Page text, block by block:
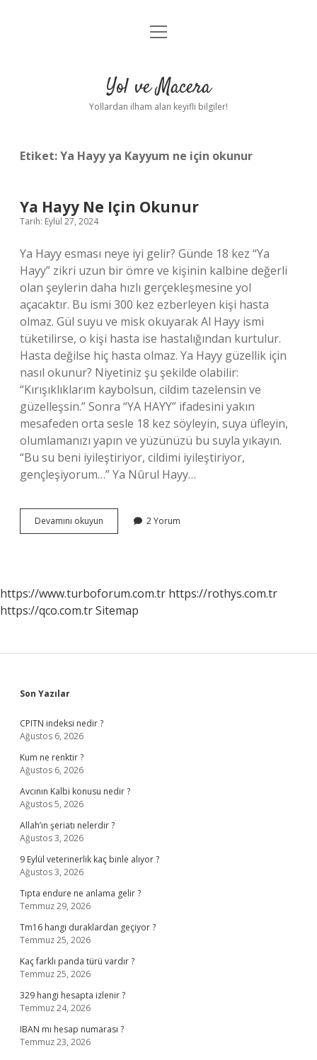
Anasayfa
Yasal Uyarı
menüyü
Yol ve Macera
Yollardan ilham alan keyifli bilgiler!
Etiket:Ya Hayy ya Kayyum ne için okunur
Ya Hayy Ne Için Okunur
Tarih: Eylül 27, 2024
Ya Hayy esması neye iyi gelir? Günde 18 kez “Ya
Hayy” zikri uzun bir ömre ve kişinin kalbine değerli
olan şeylerin daha hızlı gerçekleşmesine yol
açacaktır. Bu ismi 300 kez ezberleyen kişi hasta
olmaz. Gül suyu ve misk okuyarak Al Hayy ismi
tüketilirse, o kişi hasta ise hastalığından kurtulur.
Hasta değilse hiç hasta olmaz. Ya Hayy güzellik için
nasıl okunur? Niyetiniz şu şekilde olabilir:
“Kırışıklıklarım kaybolsun, cildim tazelensin ve
güzelleşsin.” Sonra “YA HAYY” ifadesini yakın
mesafeden orta sesle 18 kez söyleyin, suya üfleyin,
olumlamanızı yapın ve yüzünüzü bu suyla yıkayın.
“Bu su beni iyileştiriyor, cildimi iyileştiriyor,
gençleşiyorum…” Ya Nûrul Hayy…
Devamını okuyun
Hayy
2 Yorum
https://www.turboforum.com.tr https://rothys.com.tr
https://qco.com.trSitemap
Sidebar
Son Yazılar
CPITN indeksi nedir ?
Ağustos 6, 2026
Kum ne renktir ?
Ağustos 6, 2026
Avcının Kalbi konusu nedir ?
Ağustos 5, 2026
Allah’ın şeriatı nelerdir ?
Ağustos 3, 2026
9 Eylül veterinerlik kaç binle alıyor ?
Ağustos 3, 2026
Tıpta endure ne anlama gelir ?
Temmuz 29, 2026
Tm16 hangi duraklardan geçiyor ?
Temmuz 25, 2026
Kaç farklı panda türü vardır ?
Temmuz 25, 2026
329 hangi hesapta izlenir ?
Temmuz 24, 2026
IBAN mı hesap numarası ?
Temmuz 23, 2026